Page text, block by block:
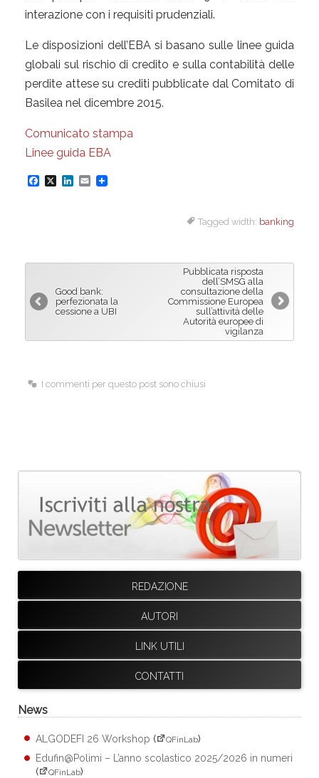
interazione con i requisiti prudenziali.
Le disposizioni dell’EBA si basano sulle linee guida
globali sul rischio di credito e sulla contabilità delle
perdite attese su crediti pubblicate dal Comitato di
Basilea nel dicembre 2015.
Comunicato stampa
Linee guida EBA
F
b
o
X
L
e
I
n
E
l
Tagged width: banking
Good bank:
perfezionata la
cessione a UBI
Pubblicata risposta
dell’SMSG alla
consultazione della
Commissione Europea
sull’attività delle
Autorità europee di
vigilanza
I commenti per questo post sono chiusi
REDAZIONE
AUTORI
LINK UTILI
CONTATTI
News
ALGODEFI 26 Workshop ( QFinLab)
Edufin@Polimi – L’anno scolastico 2025/2026 in numeri
(
QFinLab)